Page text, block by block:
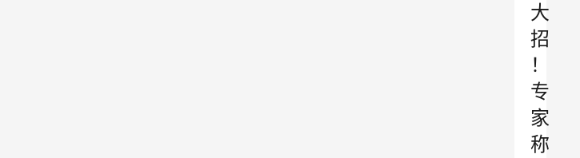
大
招
！
专
家
称